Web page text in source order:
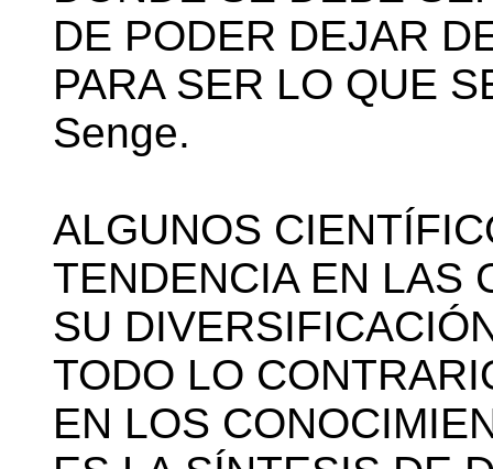
DE PODER DEJAR
PARA SER LO QUE
Senge.
ALGUNOS
TENDENCIA EN LAS
SU
TODO LO
EN LOS